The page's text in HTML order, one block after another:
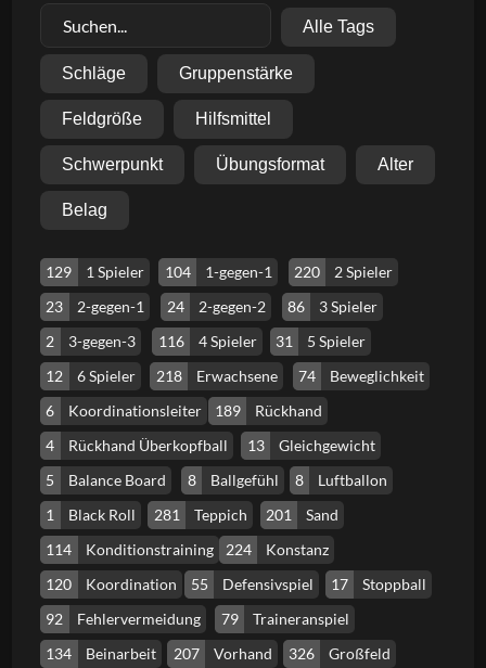
Alle Tags
Schläge Gruppenstärke
Feldgröße Hilfsmittel
Schwerpunkt Übungsformat Alter
Belag
129 1 Spieler 104 1-gegen-1 220
2 Spieler
23
2-gegen-1 24 2-gegen-2 86
3 Spieler
2
3-gegen-3 116 4 Spieler 31
5 Spieler
12
6 Spieler 218 Erwachsene 74
Beweglichkeit
6
Koordinationsleiter 189
Rückhand
4
Rückhand Überkopfball 13
Gleichgewicht
5
Balance Board 8 Ballgefühl 8
Luftballon
1
Black Roll 281 Teppich 201
Sand
114
Konditionstraining 224
Konstanz
120
Koordination 55 Defensivspiel 17
Stoppball
92
Fehlervermeidung 79
Traineranspiel
134
Beinarbeit 207 Vorhand 326
Großfeld